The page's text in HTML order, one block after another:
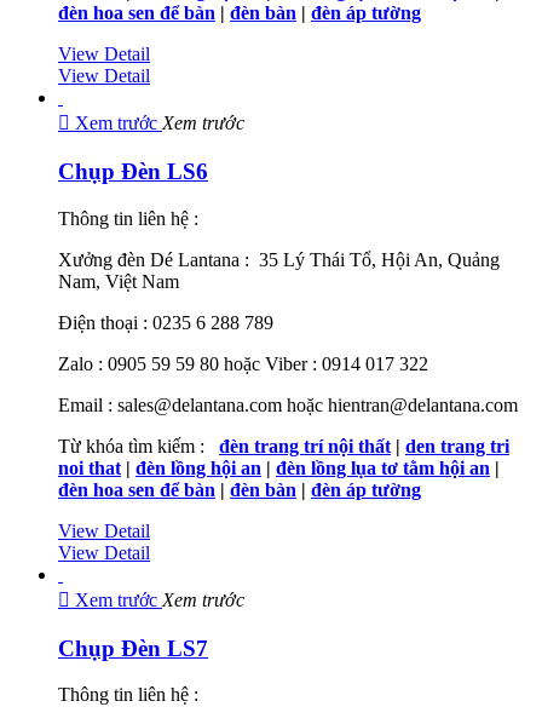
đèn hoa sen để bàn | đèn bàn | đèn áp tường
View Detail
View Detail
 Xem trướcXem trước
Chụp Đèn LS6
Thông tin liên hệ :
Xưởng đèn Dé Lantana : 35 Lý Thái Tổ, Hội An, Quảng
Nam, Việt Nam
Điện thoại : 0235 6 288 789
Zalo : 0905 59 59 80 hoặc Viber : 0914 017 322
Email : sales@delantana.com hoặc hientran@delantana.com
Từ khóa tìm kiếm :
đèn trang trí nội thất | den trang tri
noi that | đèn lồng hội an | đèn lồng lụa tơ tằm hội an |
đèn hoa sen để bàn | đèn bàn | đèn áp tường
View Detail
View Detail
 Xem trước Xem trước
Chụp Đèn LS7
Thông tin liên hệ :